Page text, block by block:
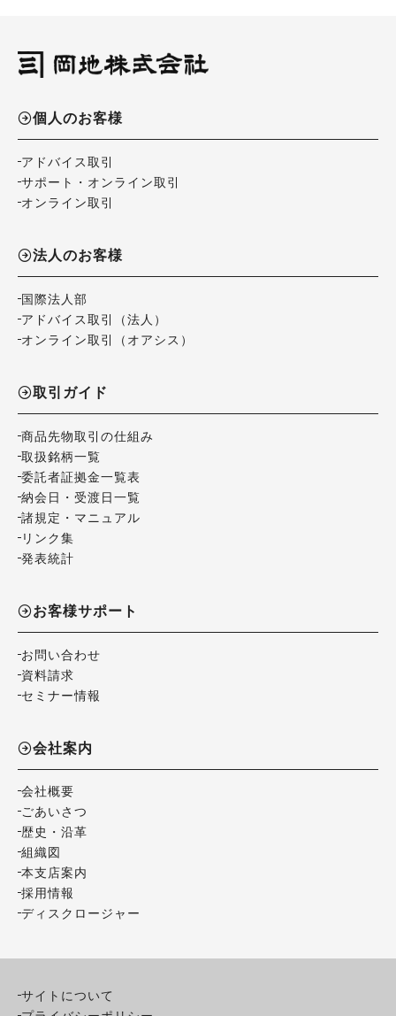
個人のお客様
アドバイス取引
サポート・オンライン取引
オンライン取引
法人のお客様
国際法人部
アドバイス取引（法人）
オンライン取引（オアシス）
取引ガイド
商品先物取引の仕組み
取扱銘柄一覧
委託者証拠金一覧表
納会日・受渡日一覧
諸規定・マニュアル
リンク集
発表統計
お客様サポート
お問い合わせ
資料請求
セミナー情報
会社案内
会社概要
ごあいさつ
歴史・沿革
組織図
本支店案内
採用情報
ディスクロージャー
サイトについて